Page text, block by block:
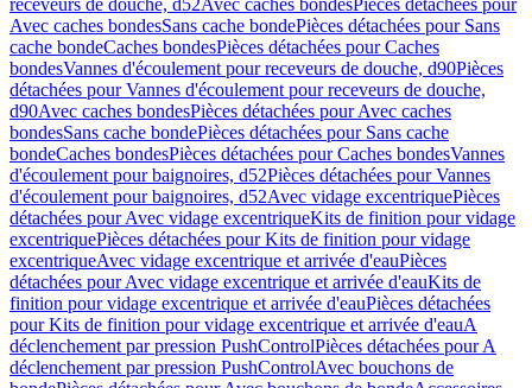
receveurs de douche, d52Avec caches bondesPièces détachées pour
Avec caches bondesSans cache bondePièces détachées pour Sans
cache bondeCaches bondesPièces détachées pour Caches
bondesVannes d'écoulement pour receveurs de douche, d90Pièces
détachées pour Vannes d'écoulement pour receveurs de douche,
d90Avec caches bondesPièces détachées pour Avec caches
bondesSans cache bondePièces détachées pour Sans cache
bondeCaches bondesPièces détachées pour Caches bondesVannes
d'écoulement pour baignoires, d52Pièces détachées pour Vannes
d'écoulement pour baignoires, d52Avec vidage excentriquePièces
détachées pour Avec vidage excentriqueKits de finition pour vidage
excentriquePièces détachées pour Kits de finition pour vidage
excentriqueAvec vidage excentrique et arrivée d'eauPièces
détachées pour Avec vidage excentrique et arrivée d'eauKits de
finition pour vidage excentrique et arrivée d'eauPièces détachées
pour Kits de finition pour vidage excentrique et arrivée d'eauA
déclenchement par pression PushControlPièces détachées pour A
déclenchement par pression PushControlAvec bouchons de